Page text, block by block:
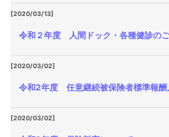
[2020/03/13]
令和２年度 人間ドック・各種健診の
[2020/03/02]
令和2年度 任意継続被保険者標準報酬
[2020/03/02]